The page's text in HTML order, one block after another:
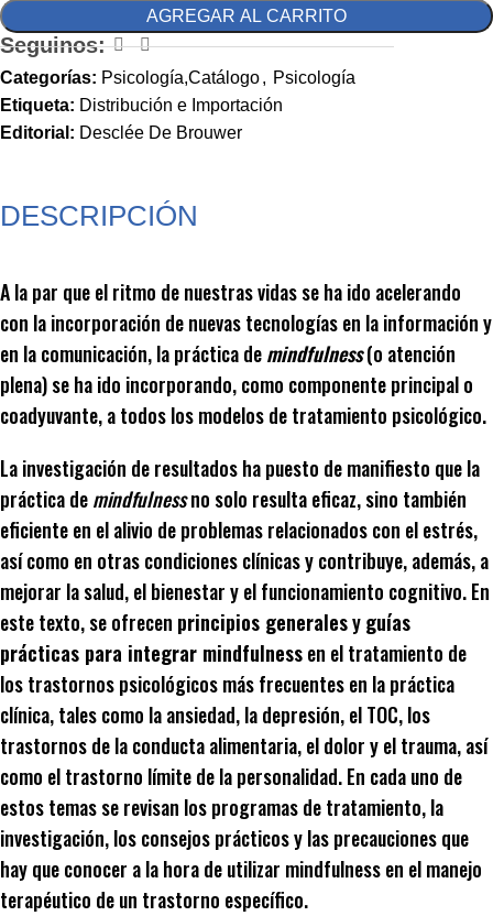
AGREGAR AL CARRITO
Seguinos:
Categorías: Psicología,Catálogo, Psicología
Etiqueta: Distribución e Importación
Editorial: Desclée De Brouwer
DESCRIPCIÓN
A la par que el ritmo de nuestras vidas se ha ido acelerando
con la incorporación de nuevas tecnologías en la información y
en la comunicación, la práctica demindfulness(o atención
plena) se ha ido incorporando, como componente principal o
coadyuvante, a todos los modelos de tratamiento psicológico.
La investigación de resultados ha puesto de manifiesto que la
práctica demindfulnessno solo resulta eficaz, sino también
eficiente en el alivio de problemas relacionados con el estrés,
así como en otras condiciones clínicas y contribuye, además, a
mejorar la salud, el bienestar y el funcionamiento cognitivo. En
este texto, se ofrecen principios generalesyguías
prácticas para integrar mindfulnessen el tratamiento de
los trastornos psicológicos más frecuentes en la práctica
clínica, tales como la ansiedad, la depresión, el TOC, los
trastornos de la conducta alimentaria, el dolor y el trauma, así
como el trastorno límite de la personalidad. En cada uno de
estos temas se revisan los programas de tratamiento, la
investigación, los consejos prácticos y las precauciones que
hay que conocer a la hora de utilizar mindfulness en el manejo
terapéutico de un trastorno específico.